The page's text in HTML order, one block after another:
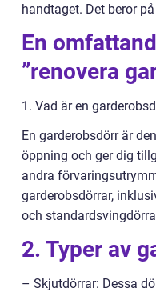
handtaget. Det beror
En
”renovera
1. Vad är en
En garderobsdörr är
öppning och ger dig
andra
garderobsdörrar,
och
2. Typer av
– Skjutdörrar: Dessa